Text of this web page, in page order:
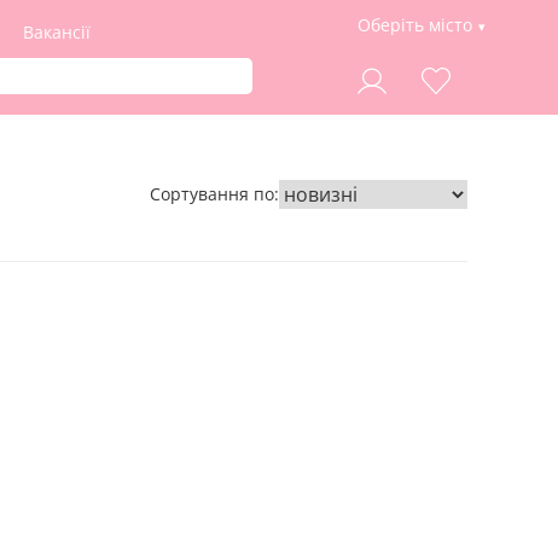
Вакансії Оберіть місто
Сортування по: